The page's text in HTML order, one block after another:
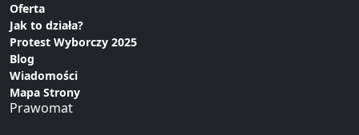
Oferta
Jak to działa?
Protest Wyborczy 2025
Blog
Wiadomości
Mapa Strony
Prawomat